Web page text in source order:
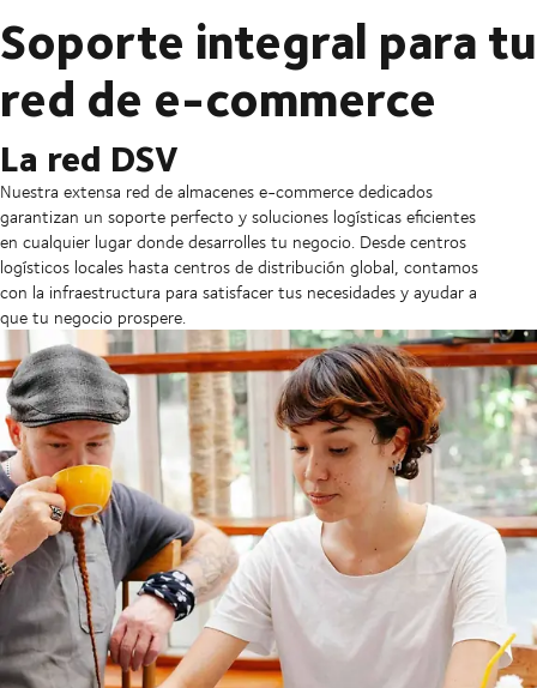
Soporte integral para tu
red de e-commerce
La red DSV
Nuestra extensa red de almacenes e-commerce dedicados
garantizan un soporte perfecto y soluciones logísticas eficientes
en cualquier lugar donde desarrolles tu negocio. Desde centros
logísticos locales hasta centros de distribución global, contamos
con la infraestructura para satisfacer tus necesidades y ayudar a
que tu negocio prospere.